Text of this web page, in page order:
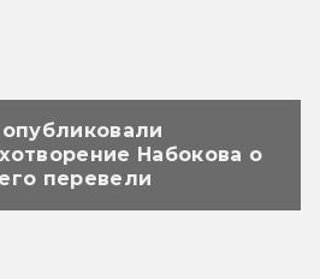
Набокова о
перевели